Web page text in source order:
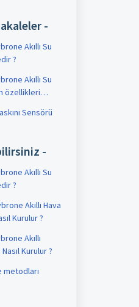
-
Akıllı Su
?
Akıllı Su
özellikleri
Sensörü
-
Akıllı Su
?
Akıllı Hava
Kurulur ?
Akıllı
Kurulur ?
metodları